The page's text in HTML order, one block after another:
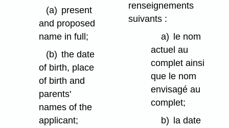
(a) present
and proposed
name in full;
(b) the date
of birth, place
of birth and
parents'
names of the
applicant;
renseignements
suivants :
a)
le nom
actuel au
complet ainsi
que le nom
envisagé au
complet;
b)
la date